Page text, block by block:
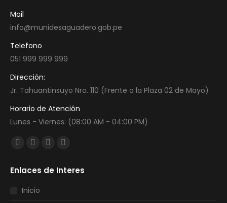
Mail
info@munidesaguadero.gob.pe
Telefono
051 999 999 999
Dirección:
Jr. Tahuantinsuyo Nro. 110 (Frente a la Plaza 02 de Mayo)
Horario de Atención
Lunes - Viernes: (08:00 AM - 04:00 PM)
Encuéntranos en:
Facebook
opens
in
Twitter
opens
in
YouTube
opens
Instagram
opens
Enlaces de Interes
Inicio